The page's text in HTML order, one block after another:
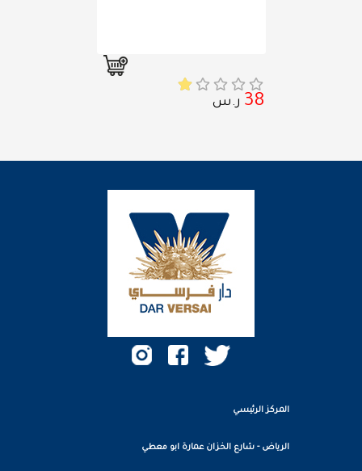
38 ر.س
المركز الرئيسي
الرياض - شارع الخزان عمارة ابو معطي